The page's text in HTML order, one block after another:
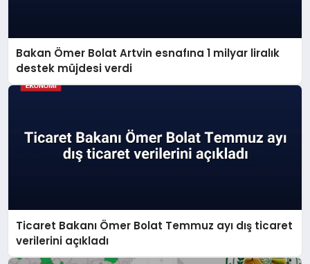
Bakan Ömer Bolat Artvin esnafına 1 milyar liralık
destek müjdesi verdi
Ticaret Bakanı Ömer Bolat Temmuz ayı dış ticaret
verilerini açıkladı